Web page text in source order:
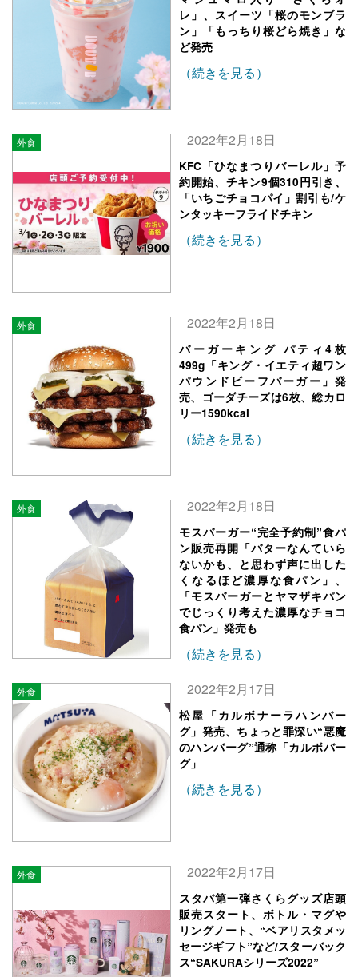
レ」、スイーツ「桜のモンブラ
ン」「もっちり桜どら焼き」な
ど発売
（続きを見る）
外食 2022年2月18日
KFC「ひなまつりバーレル」予
約開始、チキン9個310円引き、
「いちごチョコパイ」割引も/ケ
ンタッキーフライドチキン
（続きを見る）
外食 2022年2月18日
バーガーキング パティ4枚
499g「キング・イエティ超ワン
パウンドビーフバーガー」発
売、ゴーダチーズは6枚、総カロ
リー1590kcal
（続きを見る）
外食 2022年2月18日
モスバーガー“完全予約制”食パ
ン販売再開「バターなんていら
ないかも、と思わず声に出した
くなるほど濃厚な食パン」、
「モスバーガーとヤマザキパン
でじっくり考えた濃厚なチョコ
食パン」発売も
（続きを見る）
外食 2022年2月17日
松屋「カルボナーラハンバー
グ」発売、ちょっと罪深い“悪魔
のハンバーグ”通称「カルボバー
グ」
（続きを見る）
外食 2022年2月17日
スタバ第一弾さくらグッズ店頭
販売スタート、ボトル・マグや
リングノート、“ベアリスタメッ
セージギフト”など/スターバック
ス“SAKURAシリーズ2022”